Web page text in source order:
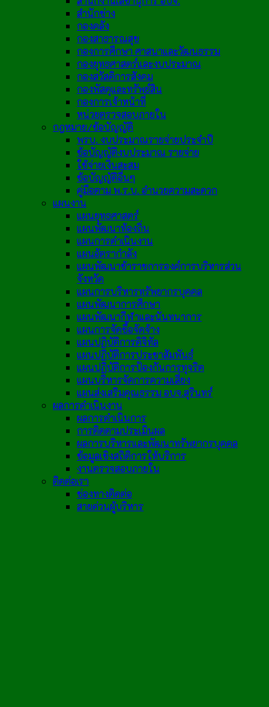
สำนักช่าง
กองคลัง
กองสาธารณสุข
กองการศึกษา ศาสนาและวัฒนธรรม
กองยุทธศาสตร์และงบประมาณ
กองสวัสดิการสังคม
กองพัสดุและทรัพย์สิน
กองการเจ้าหน้าที่
หน่วยตรวจสอบภายใน
กฎหมาย/ข้อบัญญัติ
พรบ. งบประมาณรายจ่ายประจำปี
ข้อบัญญัติงบประมาณ รายจ่าย
ใช้จ่ายเงินสะสม
ข้อบัญญัติอื่นๆ
คู่มือตาม พ.ร.บ. อำนวยความสะดวก
แผนงาน
แผนยุทธศาสตร์
แผนพัฒนาท้องถิ่น
แผนการดำเนินงาน
แผนอัตรากำลัง
แผนพัฒนาข้าราชการองค์การบริหารส่วน
จังหวัด
แผนการบริหารทรัพยากรบุคคล
แผนพัฒนาการศึกษา
แผนพัฒนากีฬาและนันทนาการ
แผนการจัดซื้อจัดจ้าง
แผนปฏิบัติการดิจิทัล
แผนปฏิบัติการประชาสัมพันธ์
แผนปฏิบัติการป้องกันการทุจริต
แผนบริหารจัดการความเสี่ยง
แผนส่งเสริมคุณธรรม อบจ.สุรินทร์
ผลการดำเนินงาน
ผลการดำเนินการ
การติดตามประเมินผล
ผลการบริหารและพัฒนาทรัพยากรบุคคล
ข้อมูลเชิงสถิติการให้บริการ
งานตรวจสอบภายใน
ติดต่อเรา
ช่องทางติดต่อ
สายด่วนผู้บริหาร